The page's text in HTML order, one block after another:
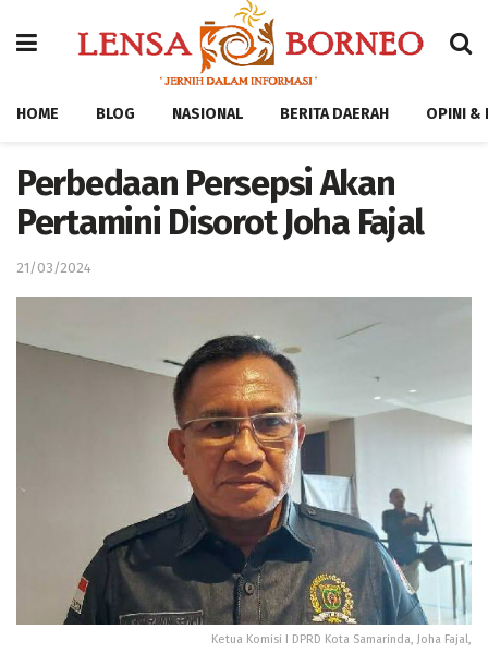
HOME BLOG NASIONAL BERITA DAERAH OPINI &
Perbedaan Persepsi Akan
Pertamini Disorot Joha Fajal
21/03/2024
Ketua Komisi I DPRD Kota Samarinda, Joha Fajal,